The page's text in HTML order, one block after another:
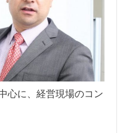
心に、経営現場のコン